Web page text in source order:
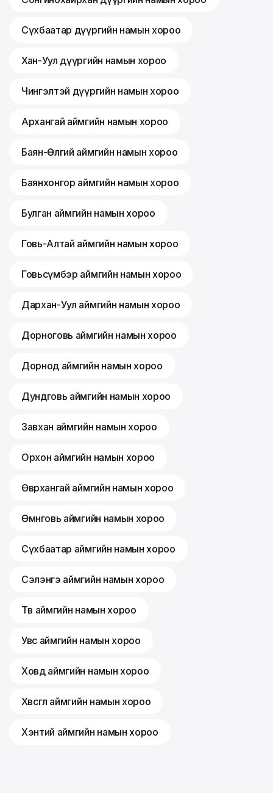
Сүхбаатар дүүргийн намын хороо
Хан-Уул дүүргийн намын хороо
Чингэлтэй дүүргийн намын хороо
Архангай аймгийн намын хороо
Баян-Өлгий аймгийн намын хороо
Баянхонгор аймгийн намын хороо
Булган аймгийн намын хороо
Говь-Алтай аймгийн намын хороо
Говьсүмбэр аймгийн намын хороо
Дархан-Уул аймгийн намын хороо
Дорноговь аймгийн намын хороо
Дорнод аймгийн намын хороо
Дундговь аймгийн намын хороо
Завхан аймгийн намын хороо
Орхон аймгийн намын хороо
Өвөрхангай аймгийн намын хороо
Өмнөговь аймгийн намын хороо
Сүхбаатар аймгийн намын хороо
Сэлэнгэ аймгийн намын хороо
Төв аймгийн намын хороо
Увс аймгийн намын хороо
Ховд аймгийн намын хороо
Хөвсгөл аймгийн намын хороо
Хэнтий аймгийн намын хороо